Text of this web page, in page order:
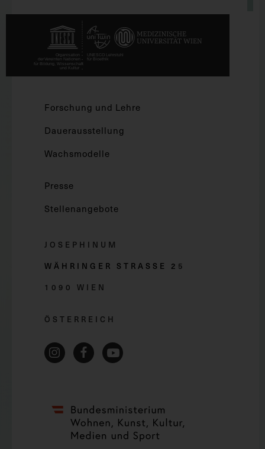
Forschung und Lehre
Dauerausstellung
Wachsmodelle
Presse
Stellenangebote
JOSEPHINUM
WÄHRINGER STRASSE 2 5
1090 WIEN
ÖSTERREICH